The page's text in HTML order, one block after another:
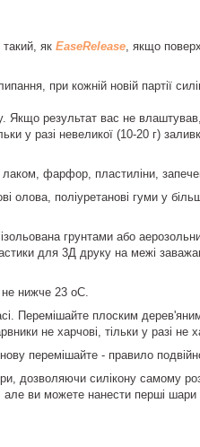
як EaseRelease , якщо
при кожній новій партії
Якщо результат вас не
у разі невеликої (10-20 г)
лаком, фарфор, пластиліни,
поліуретанові гуми у
грунтами або
для 3Д друку на межі
нижче 23 оС.
Перемішайте плоским
не харчові, тільки у разі не
перемішайте - правило
дозволяючи силікону самому
ви можете нанести перші